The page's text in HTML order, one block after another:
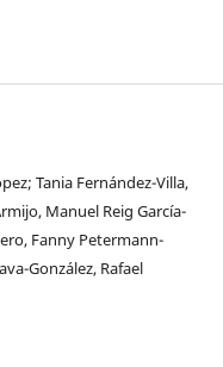
Tania Fernández-Villa,
Manuel Reig García-
Fanny Petermann-
González, Rafael